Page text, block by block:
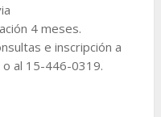
4 meses.
e inscripción a
o al 15-446-0319.